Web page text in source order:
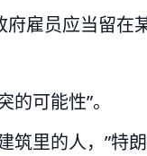
雇员应当留在
可能性”。
里的人，”特朗